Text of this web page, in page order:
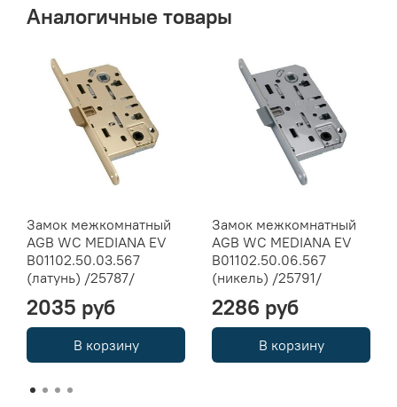
Аналогичные товары
Замок межкомнатный
AGB WC MEDIANA EV
B01102.50.03.567
(латунь) /25787/
2035 руб
В корзину
Замок межкомнатный
AGB WC MEDIANA EV
B01102.50.06.567
(никель) /25791/
2286 руб
В корзину